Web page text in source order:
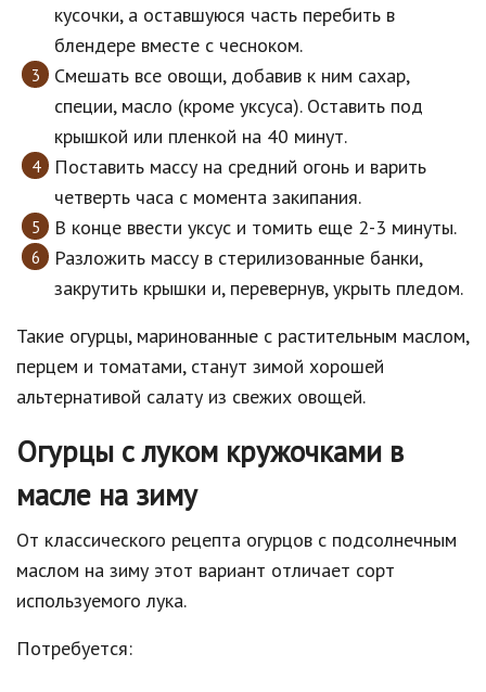
кусочки, а оставшуюся часть перебить в
блендере вместе с чесноком.
Смешать все овощи, добавив к ним сахар,
специи, масло (кроме уксуса). Оставить под
крышкой или пленкой на 40 минут.
Поставить массу на средний огонь и варить
четверть часа с момента закипания.
В конце ввести уксус и томить еще 2-3 минуты.
Разложить массу в стерилизованные банки,
закрутить крышки и, перевернув, укрыть пледом.
Такие огурцы, маринованные с растительным маслом,
перцем и томатами, станут зимой хорошей
альтернативой салату из свежих овощей.
Огурцы с луком кружочками в
масле на зиму
От классического рецепта огурцов с подсолнечным
маслом на зиму этот вариант отличает сорт
используемого лука.
Потребуется: